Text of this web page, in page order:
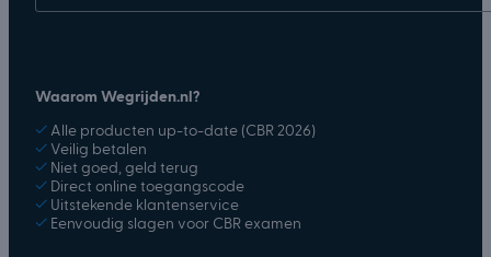
Waarom Wegrijden.nl?
✓ Alle producten up-to-date (CBR 2026)
✓ Veilig betalen
✓ Niet goed, geld terug
✓ Direct online toegangscode
✓ Uitstekende klantenservice
✓ Eenvoudig slagen voor CBR examen